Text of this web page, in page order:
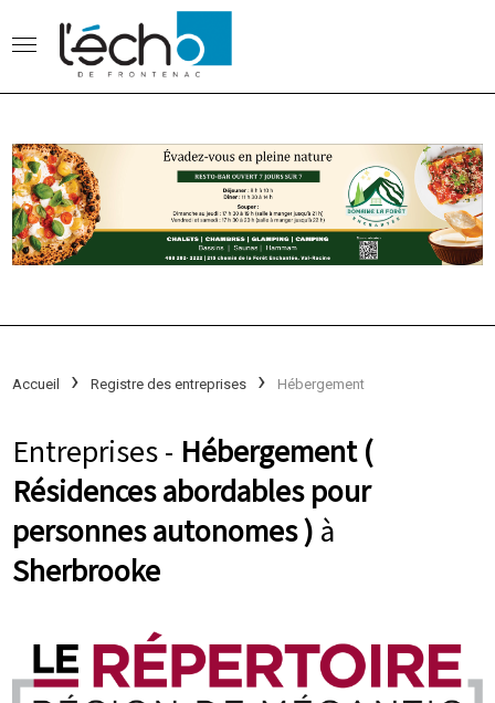
Accueil Registre des entreprises Hébergement
Entreprises - Hébergement (
Résidences abordables pour
personnes autonomes ) à
Sherbrooke